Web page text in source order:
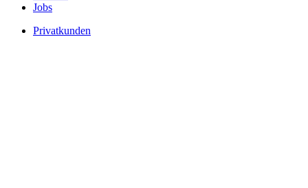
Jobs
Privatkunden